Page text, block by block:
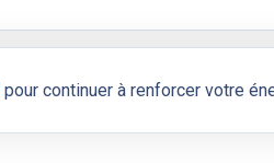
pour continuer à renforcer votre